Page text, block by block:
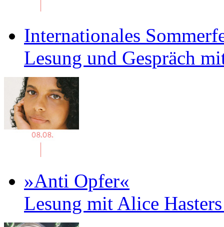
Internationales
Lesung und Gespräch
»Anti Opfer«
Lesung mit Alice